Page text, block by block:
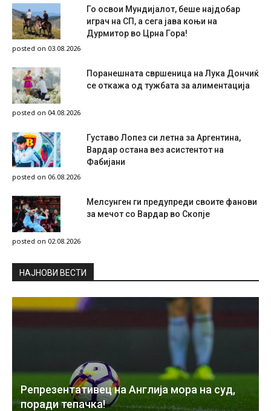
Го освои Мундијалот, беше најдобар
играч на СП, а сега јава коњи на
Дурмитор во Црна Гора!
posted on 03.08.2026
Поранешната свршеница на Лука Дончиќ
се откажа од тужбата за алиментација
posted on 04.08.2026
Густаво Лопез си летна за Аргентина,
Вардар остана вез асистентот на
Фабијани
posted on 06.08.2026
Мелсунген ги предупреди своите фанови
за мечот со Вардар во Скопје
posted on 02.08.2026
НAЈНОВИ ВЕСТИ
Репрезентативец на Англија мора на суд,
поради тепачка!